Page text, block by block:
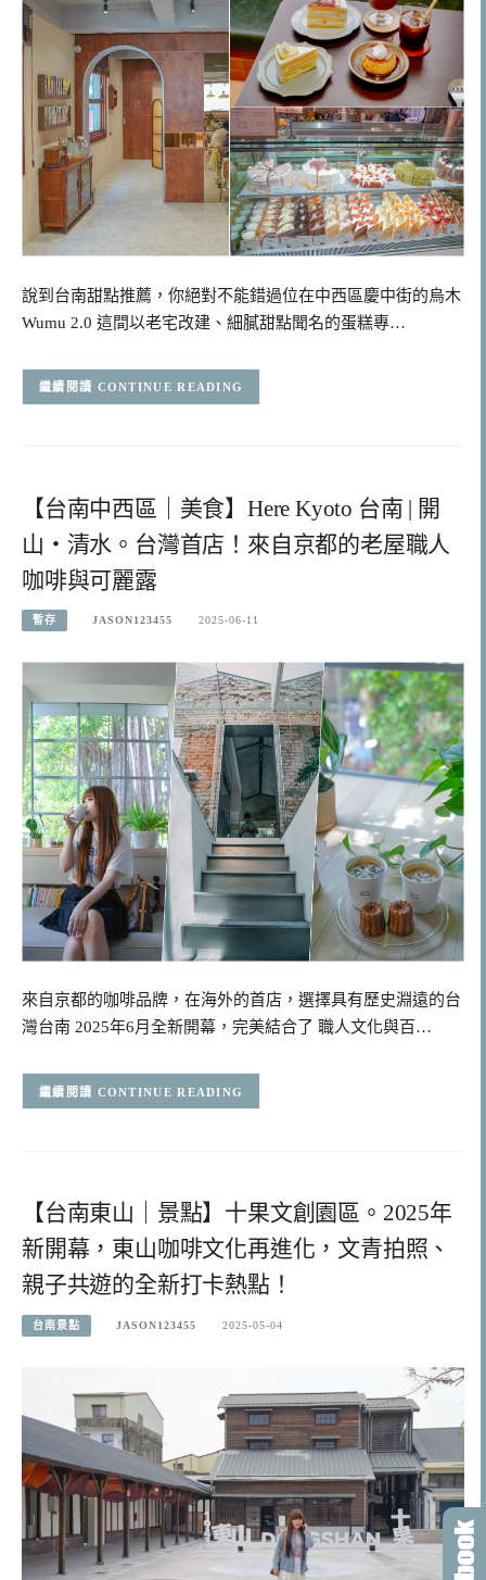
說到台南甜點推薦，你絕對不能錯過位在中西區慶中街的烏木
Wumu 2.0 這間以老宅改建、細膩甜點聞名的蛋糕專…
CONTINUE READING
【台南中西區｜美食】Here Kyoto 台南 | 開
山・清水。台灣首店！來自京都的老屋職人
咖啡與可麗露
暫存 JASON123455 2025-06-11
來自京都的咖啡品牌，在海外的首店，選擇具有歷史淵遠的台
灣台南 2025年6月全新開幕，完美結合了 職人文化與百…
CONTINUE READING
【台南東山｜景點】十果文創園區。2025年
新開幕，東山咖啡文化再進化，文青拍照、
親子共遊的全新打卡熱點！
台南景點 JASON123455 2025-05-04